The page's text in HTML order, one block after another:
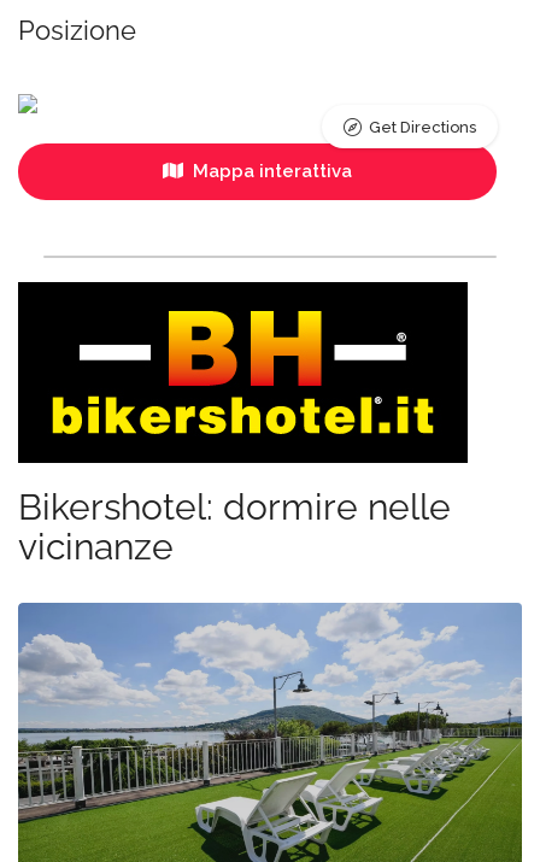
Posizione
Mappa interattiva
Get Directions
Bikershotel: dormire nelle
vicinanze